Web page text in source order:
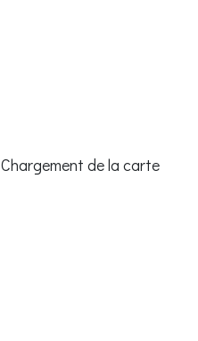
Chargement de la carte